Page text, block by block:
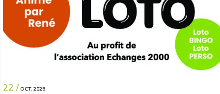
22 / OCT. 2025